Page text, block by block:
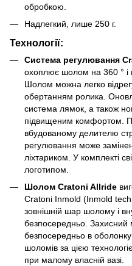
обробкою.
Надлегкий
лише 250 г.
Технології:
Cистема регулювання
охоплює шолом на 360 ° і
Шолом можна легко
обертанням ролика.
система лямок, а також
підвищеним комфортом.
вбудованому делителю
регулювання може
ліхтариком. У комплекті
логотипом.
Шолом Cratoni Allride
Cratoni Inmold (Inmold
зовнішній шар шолому і
безпосередньо. Захисний
безпосередньо в
шоломів за цією
при малому власній вазі.